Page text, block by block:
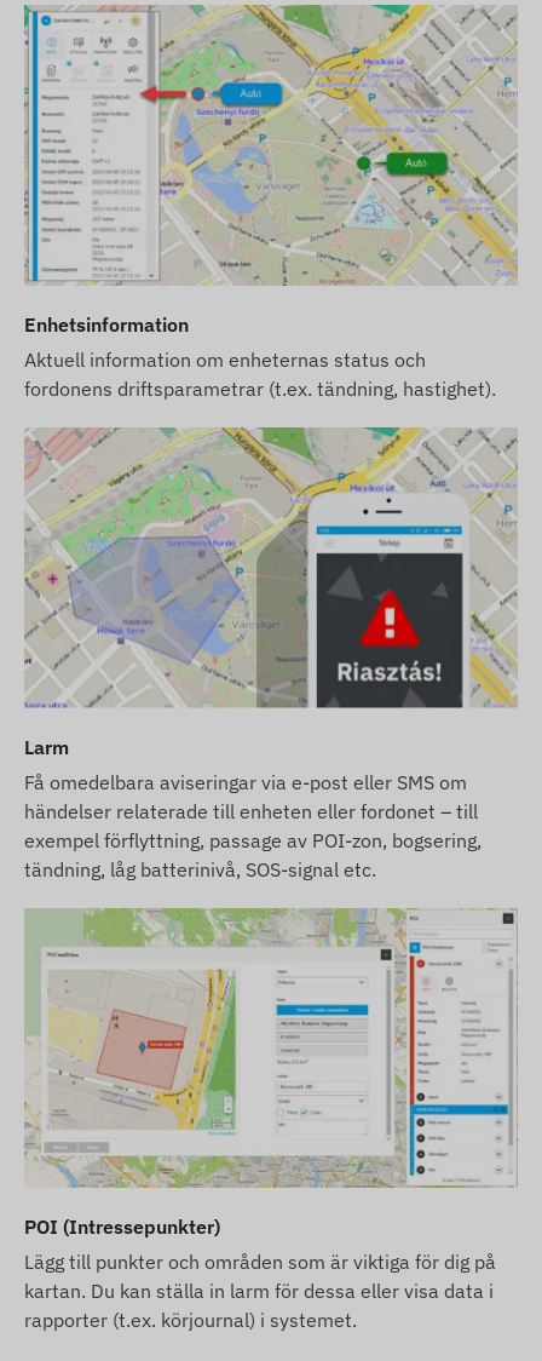
Enhetsinformation
Aktuell information om enheternas status och
fordonens driftsparametrar (t.ex. tändning, hastighet).
Larm
Få omedelbara aviseringar via e-post eller SMS om
händelser relaterade till enheten eller fordonet – till
exempel förflyttning, passage av POI-zon, bogsering,
tändning, låg batterinivå, SOS-signal etc.
POI (Intressepunkter)
Lägg till punkter och områden som är viktiga för dig på
kartan. Du kan ställa in larm för dessa eller visa data i
rapporter (t.ex. körjournal) i systemet.